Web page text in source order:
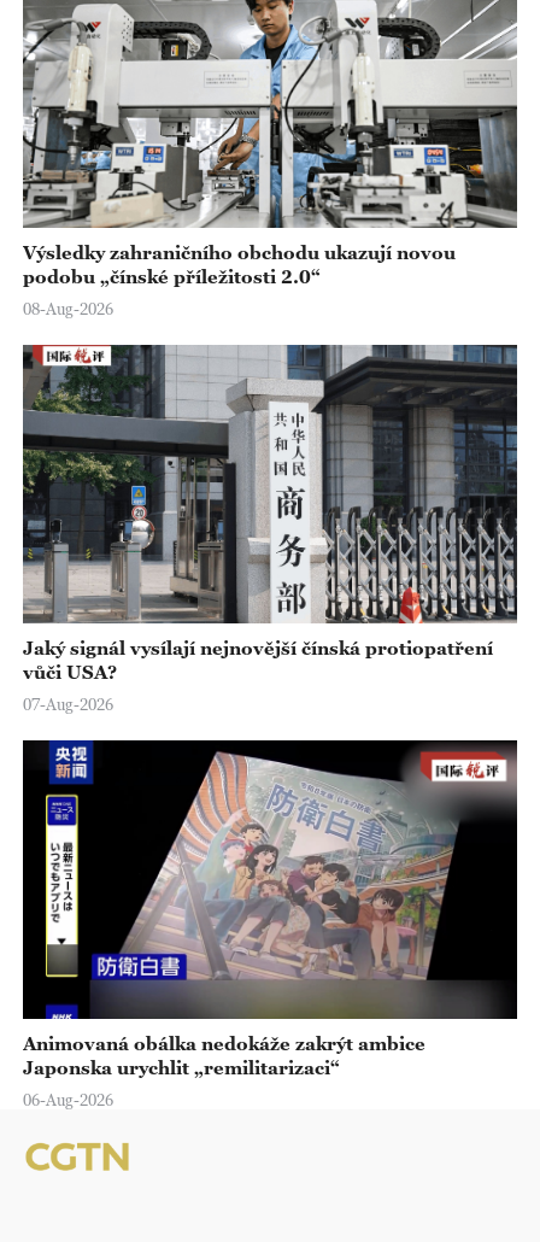
Výsledky zahraničního obchodu ukazují novou
podobu „čínské příležitosti 2.0“
08-Aug-2026
Jaký signál vysílají nejnovější čínská protiopatření
vůči USA?
07-Aug-2026
Animovaná obálka nedokáže zakrýt ambice
Japonska urychlit „remilitarizaci“
06-Aug-2026